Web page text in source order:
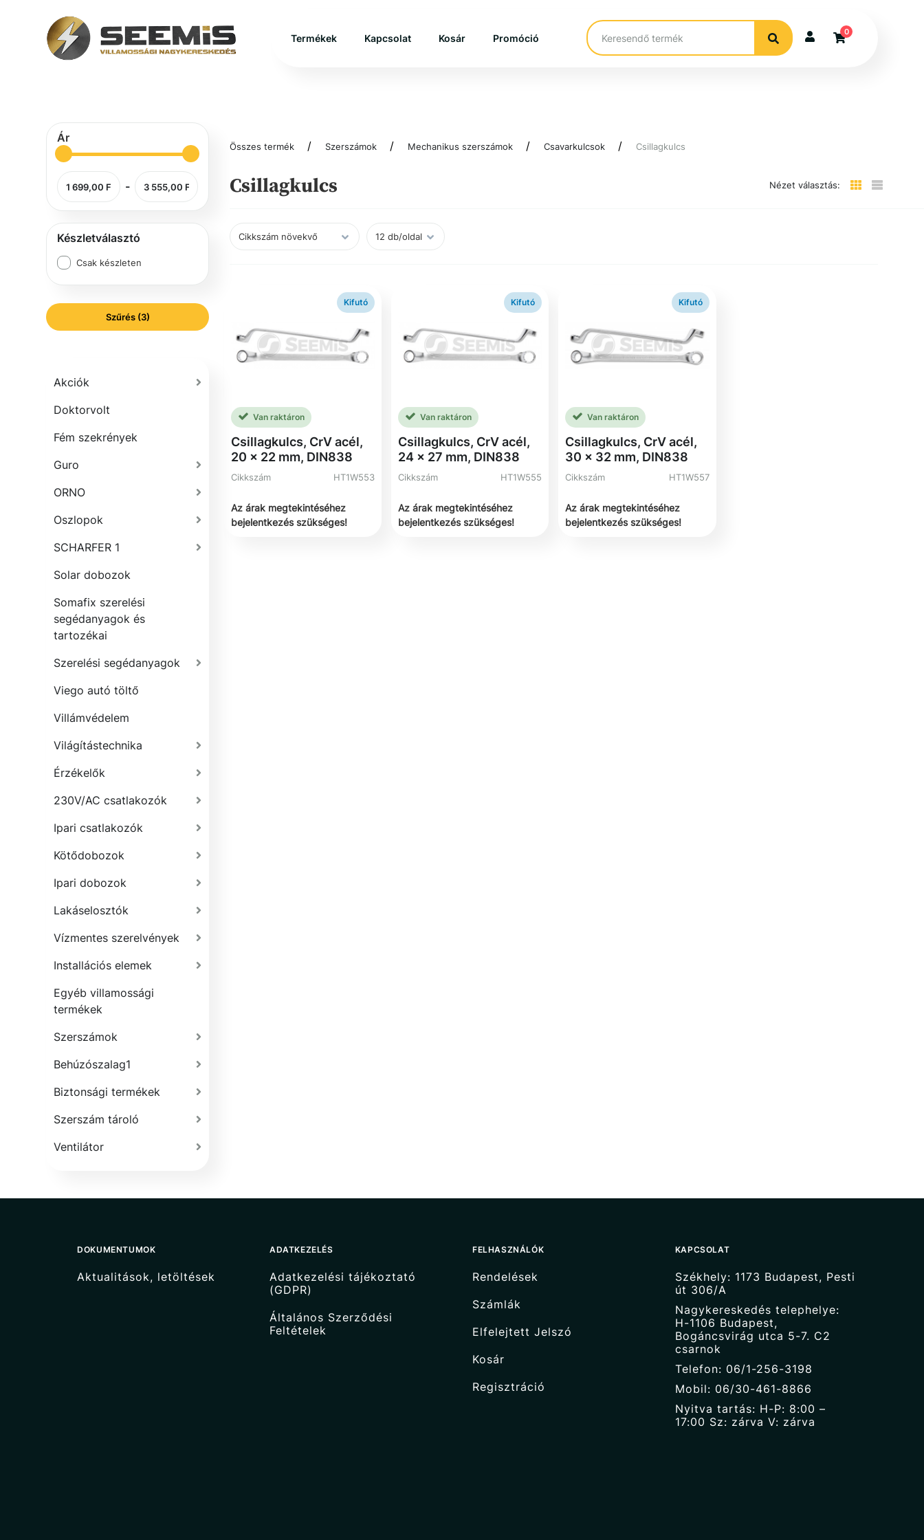
Termékek Kapcsolat Kosár Promóció
0
Ár
-
Készletválasztó
Csak készleten
Szűrés (3)
Akciók
Doktorvolt
Fém szekrények
Guro
ORNO
Oszlopok
SCHARFER 1
Solar dobozok
Somafix szerelési
segédanyagok és
tartozékai
Szerelési segédanyagok
Viego autó töltő
Villámvédelem
Világítástechnika
Érzékelők
230V/AC csatlakozók
Ipari csatlakozók
Kötődobozok
Ipari dobozok
Lakáselosztók
Vízmentes szerelvények
Installációs elemek
Egyéb villamossági
termékek
Szerszámok
Behúzószalag1
Biztonsági termékek
Szerszám tároló
Ventilátor
Összes termék Szerszámok Mechanikus szerszámok Csavarkulcsok Csillagkulcs
Csillagkulcs Nézet választás:
Kifutó
Van raktáron
Csillagkulcs, CrV acél,
20 x 22 mm, DIN838
Cikkszám HT1W553
Az árak megtekintéséhez
bejelentkezés szükséges!
Kifutó
Van raktáron
Csillagkulcs, CrV acél,
24 x 27 mm, DIN838
Cikkszám HT1W555
Az árak megtekintéséhez
bejelentkezés szükséges!
Kifutó
Van raktáron
Csillagkulcs, CrV acél,
30 x 32 mm, DIN838
Cikkszám HT1W557
Az árak megtekintéséhez
bejelentkezés szükséges!
DOKUMENTUMOK
Aktualitások, letöltések
ADATKEZELÉS
Adatkezelési tájékoztató
(GDPR)
Általános Szerződési
Feltételek
FELHASZNÁLÓK
Rendelések
Számlák
Elfelejtett Jelszó
Kosár
Regisztráció
KAPCSOLAT
Székhely: 1173 Budapest, Pesti
út 306/A
Nagykereskedés telephelye:
H-1106 Budapest,
Bogáncsvirág utca 5-7. C2
csarnok
Telefon: 06/1-256-3198
Mobil: 06/30-461-8866
Nyitva tartás: H-P: 8:00 –
17:00 Sz: zárva V: zárva